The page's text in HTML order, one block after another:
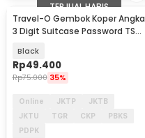
TERJUAL HABIS
Travel-O Gembok Koper Angka
3 Digit Suitcase Password TSA
Black
Rp49.400
Rp75.000 35%
Online JKTP
JKTB
JKTU
TGR CKP
PBKS
PDPK